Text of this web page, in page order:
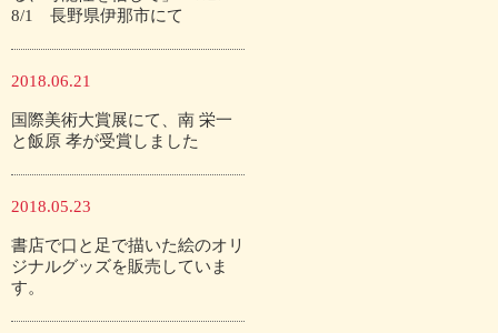
8/1 長野県伊那市にて
2018.06.21
国際美術大賞展にて、南 栄一
と飯原 孝が受賞しました
2018.05.23
書店で口と足で描いた絵のオリ
ジナルグッズを販売していま
す。